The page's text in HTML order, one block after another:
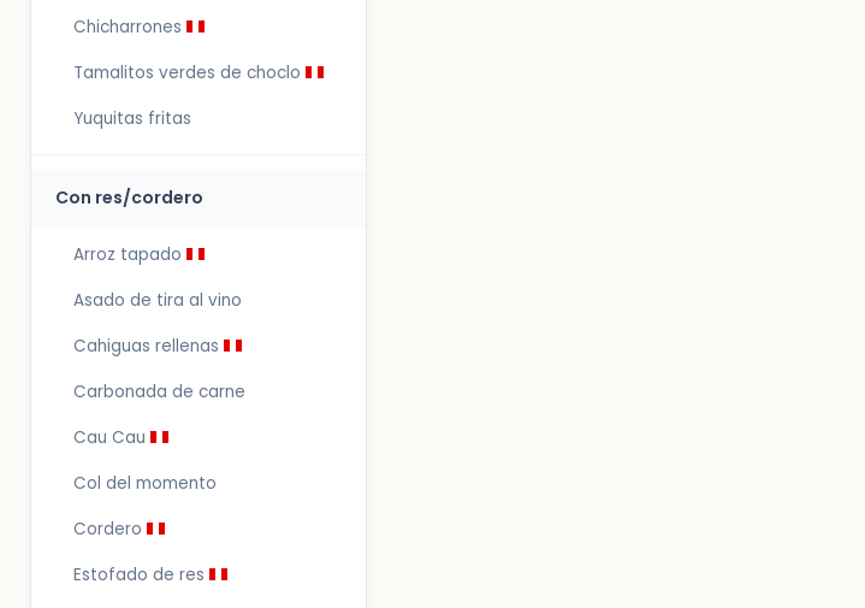
Chicharrones
Tamalitos verdes de choclo
Yuquitas fritas
Con res/cordero
Arroz tapado
Asado de tira al vino
Cahiguas rellenas
Carbonada de carne
Cau Cau
Col del momento
Cordero
Estofado de res